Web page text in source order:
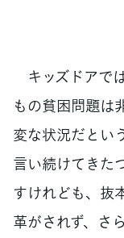
キッズドアで
もの貧困問題は
変な状況だとい
言い続けてきた
すけれども、抜
革がされず、さ